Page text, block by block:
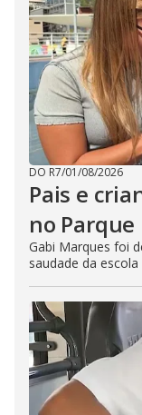
DO R7/01/08/2026
Pais e
no Parque
Gabi Marques foi
saudade da escola